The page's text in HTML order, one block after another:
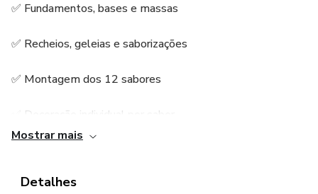
✅ Fundamentos, bases e massas
✅ Recheios, geleias e saborizações
✅ Montagem dos 12 sabores
✅ Decoração individual por sabor
✅ Simulação completa de um dia de vendas
Mostrar mais
Detalhes